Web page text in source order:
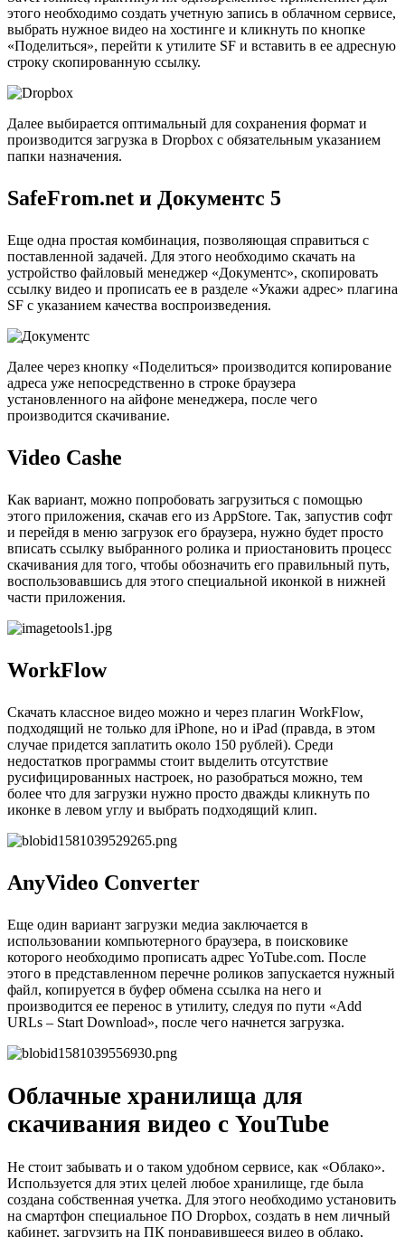
этого необходимо создать учетную запись в облачном сервисе,
выбрать нужное видео на хостинге и кликнуть по кнопке
«Поделиться», перейти к утилите SF и вставить в ее адресную
строку скопированную ссылку.
Далее выбирается оптимальный для сохранения формат и
производится загрузка в Dropbox с обязательным указанием
папки назначения.
SafeFrom.net и Документс 5
Еще одна простая комбинация, позволяющая справиться с
поставленной задачей. Для этого необходимо скачать на
устройство файловый менеджер «Документс», скопировать
ссылку видео и прописать ее в разделе «Укажи адрес» плагина
SF с указанием качества воспроизведения.
Далее через кнопку «Поделиться» производится копирование
адреса уже непосредственно в строке браузера
установленного на айфоне менеджера, после чего
производится скачивание.
Video Cashe
Как вариант, можно попробовать загрузиться с помощью
этого приложения, скачав его из AppStore. Так, запустив софт
и перейдя в меню загрузок его браузера, нужно будет просто
вписать ссылку выбранного ролика и приостановить процесс
скачивания для того, чтобы обозначить его правильный путь,
воспользовавшись для этого специальной иконкой в нижней
части приложения.
WorkFlow
Скачать классное видео можно и через плагин WorkFlow,
подходящий не только для iPhone, но и iPad (правда, в этом
случае придется заплатить около 150 рублей). Среди
недостатков программы стоит выделить отсутствие
русифицированных настроек, но разобраться можно, тем
более что для загрузки нужно просто дважды кликнуть по
иконке в левом углу и выбрать подходящий клип.
AnyVideo Converter
Еще один вариант загрузки медиа заключается в
использовании компьютерного браузера, в поисковике
которого необходимо прописать адрес YoTube.com. После
этого в представленном перечне роликов запускается нужный
файл, копируется в буфер обмена ссылка на него и
производится ее перенос в утилиту, следуя по пути «Add
URLs – Start Download», после чего начнется загрузка.
Облачные хранилища для
скачивания видео с YouTube
Не стоит забывать и о таком удобном сервисе, как «Облако».
Используется для этих целей любое хранилище, где была
создана собственная учетка. Для этого необходимо установить
на смартфон специальное ПО Dropbox, создать в нем личный
кабинет, загрузить на ПК понравившееся видео в облако,